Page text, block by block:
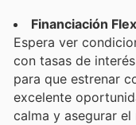
Financiación
Espera ver
con tasas de
para que estrenar
excelente
calma y asegurar